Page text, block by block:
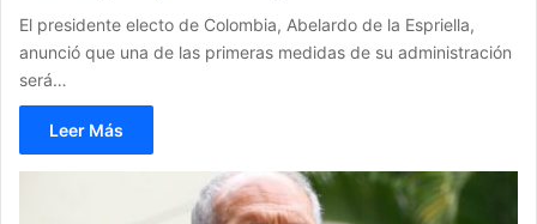
El presidente electo de Colombia, Abelardo de la Espriella,
anunció que una de las primeras medidas de su administración
será…
Leer Más